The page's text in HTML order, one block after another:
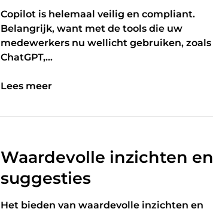
Copilot is helemaal veilig en compliant.
Belangrijk, want met de tools die uw
medewerkers nu wellicht gebruiken, zoals
ChatGPT,…
Lees meer
Waardevolle inzichten en
suggesties
Het bieden van waardevolle inzichten en